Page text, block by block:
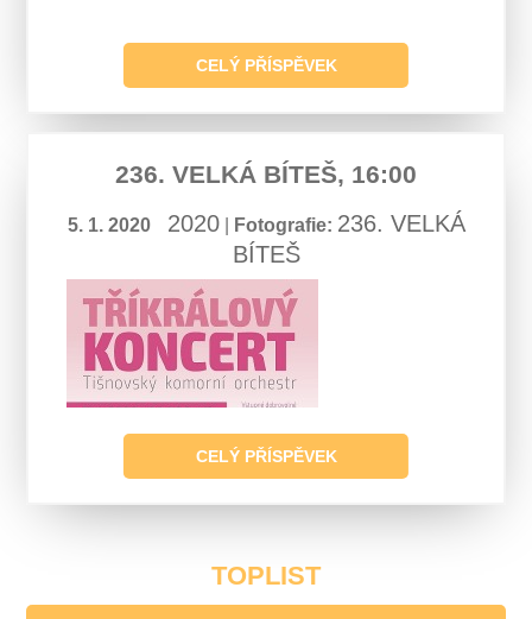
CELÝ PŘÍSPĚVEK
236. VELKÁ BÍTEŠ, 16:00
5. 1. 2020 2020 Fotografie: 236. VELKÁ
BÍTEŠ
CELÝ PŘÍSPĚVEK
TOPLIST